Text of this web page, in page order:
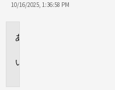
10/16/2025, 1:36:58 PM